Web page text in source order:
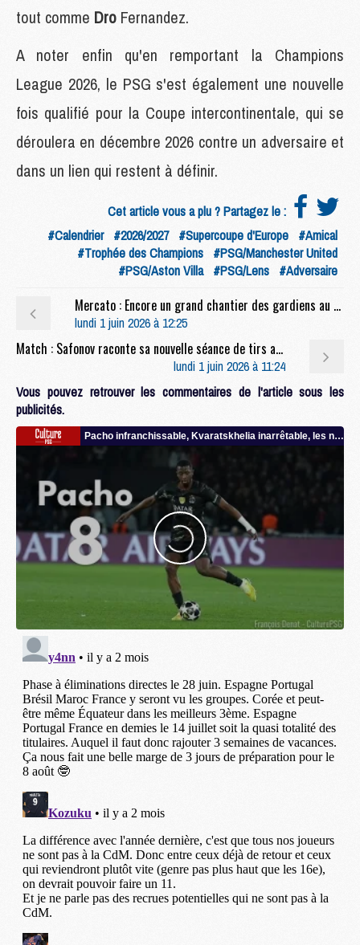
tout comme Dro Fernandez.
A noter enfin qu'en remportant la Champions
League 2026, le PSG s'est également une nouvelle
fois qualifié pour la Coupe intercontinentale, qui se
déroulera en décembre 2026 contre un adversaire et
dans un lien qui restent à définir.
Cet article vous a plu ? Partagez le :
#Calendrier #2026/2027 #Supercoupe d'Europe #Amical
#Trophée des Champions #PSG/Manchester United
#PSG/Aston Villa #PSG/Lens #Adversaire
Mercato : Encore un grand chantier des gardiens au PSG cet été ?
lundi 1 juin 2026 à 12:25
Match : Safonov raconte sa nouvelle séance de tirs au but victorieuse contre Arsenal
lundi 1 juin 2026 à 11:24
Vous pouvez retrouver les commentaires de l'article sous les
publicités.